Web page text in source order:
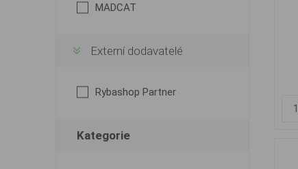
MADCAT
Externí dodavatelé
Rybashop Partner
Kategorie